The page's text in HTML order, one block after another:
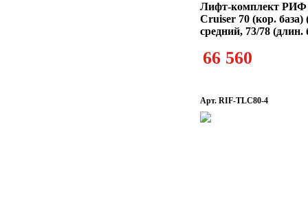
Лифт-комплект РИФ
Cruiser 70 (кор. база)
средний, 73/78 (длин.
66 560
Арт. RIF-TLC80-4